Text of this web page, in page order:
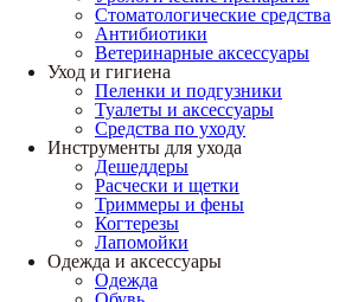
Стоматологические средства
Антибиотики
Ветеринарные аксессуары
Уход и гигиена
Пеленки и подгузники
Туалеты и аксессуары
Средства по уходу
Инструменты для ухода
Дешеддеры
Расчески и щетки
Триммеры и фены
Когтерезы
Лапомойки
Одежда и аксессуары
Одежда